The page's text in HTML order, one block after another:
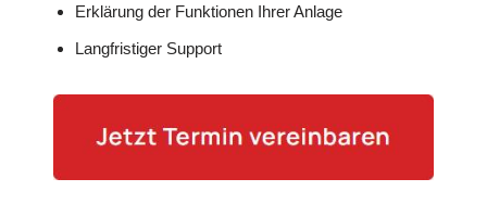
Erklärung der Funktionen Ihrer Anlage
Langfristiger Support